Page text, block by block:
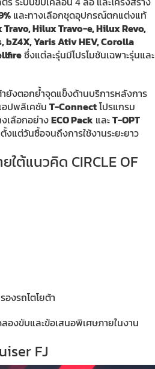
และทางเลือกชุดอุปกรณ์ตกแต่งแท้
Hilux Travo-e, Hilux Revo,
bZ4X, Yaris Ativ HEV, Corolla
ซึ่งแต่ละรุ่นมีโปรโมชันเฉพาะรุ่นและ
ยังตอกย้ำจุดแข็งด้านบริการหลังการ
อปพลิเคชัน T-Connectโปรแกรม
เลือกอย่างECO Pack และT-OPT
แต่วันซื้อจนถึงการใช้งานระยะยาว
ต้แนวคิด CIRCLE OF
งรถโตโยต้า
งขับและข้อเสนอพิเศษภายในงาน
FJ